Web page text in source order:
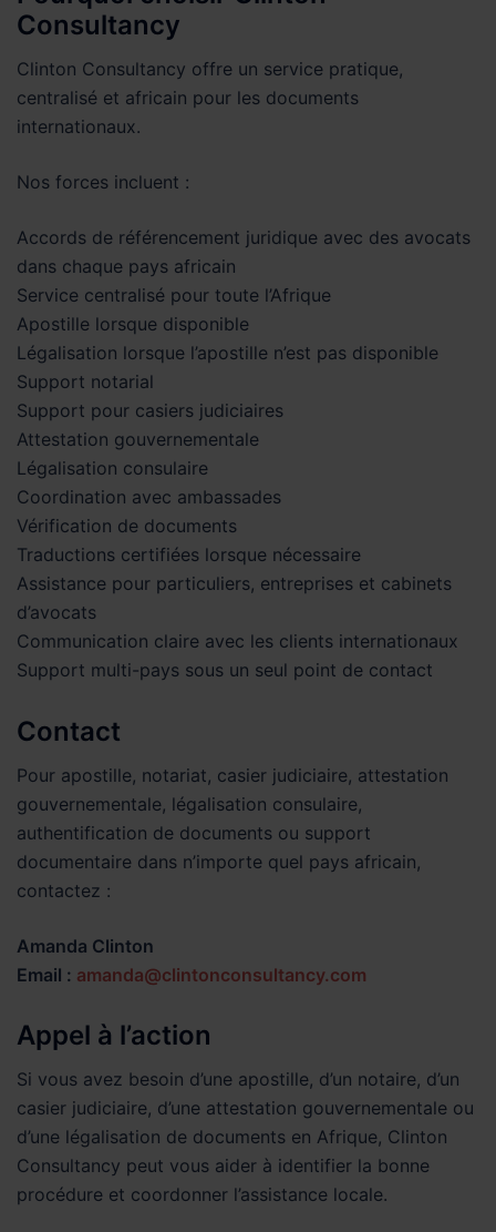
Consultancy
Clinton Consultancy offre un service pratique,
centralisé et africain pour les documents
internationaux.
Nos forces incluent :
Accords de référencement juridique avec des avocats
dans chaque pays africain
Service centralisé pour toute l’Afrique
Apostille lorsque disponible
Légalisation lorsque l’apostille n’est pas disponible
Support notarial
Support pour casiers judiciaires
Attestation gouvernementale
Légalisation consulaire
Coordination avec ambassades
Vérification de documents
Traductions certifiées lorsque nécessaire
Assistance pour particuliers, entreprises et cabinets
d’avocats
Communication claire avec les clients internationaux
Support multi-pays sous un seul point de contact
Contact
Pour apostille, notariat, casier judiciaire, attestation
gouvernementale, légalisation consulaire,
authentification de documents ou support
documentaire dans n’importe quel pays africain,
contactez :
Amanda Clinton
Email : amanda@clintonconsultancy.com
Appel à l’action
Si vous avez besoin d’une apostille, d’un notaire, d’un
casier judiciaire, d’une attestation gouvernementale ou
d’une légalisation de documents en Afrique, Clinton
Consultancy peut vous aider à identifier la bonne
procédure et coordonner l’assistance locale.